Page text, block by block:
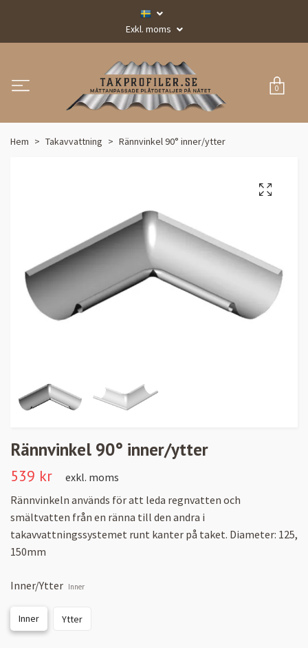
Exkl. moms
0
Hem Takavvattning Rännvinkel 90° inner/ytter
Rännvinkel 90° inner/ytter
539 kr
exkl. moms
Rännvinkeln används för att leda regnvatten och
smältvatten från en ränna till den andra i
takavvattningssystemet runt kanter på taket. Diameter: 125,
150mm
Inner/Ytter Inner
Inner Ytter